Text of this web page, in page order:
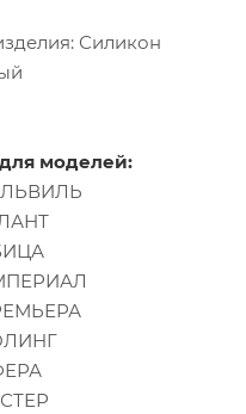
Силикон
моделей: